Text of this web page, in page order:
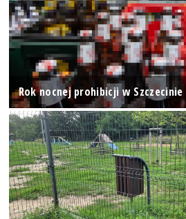
Rok nocnej prohibicji w